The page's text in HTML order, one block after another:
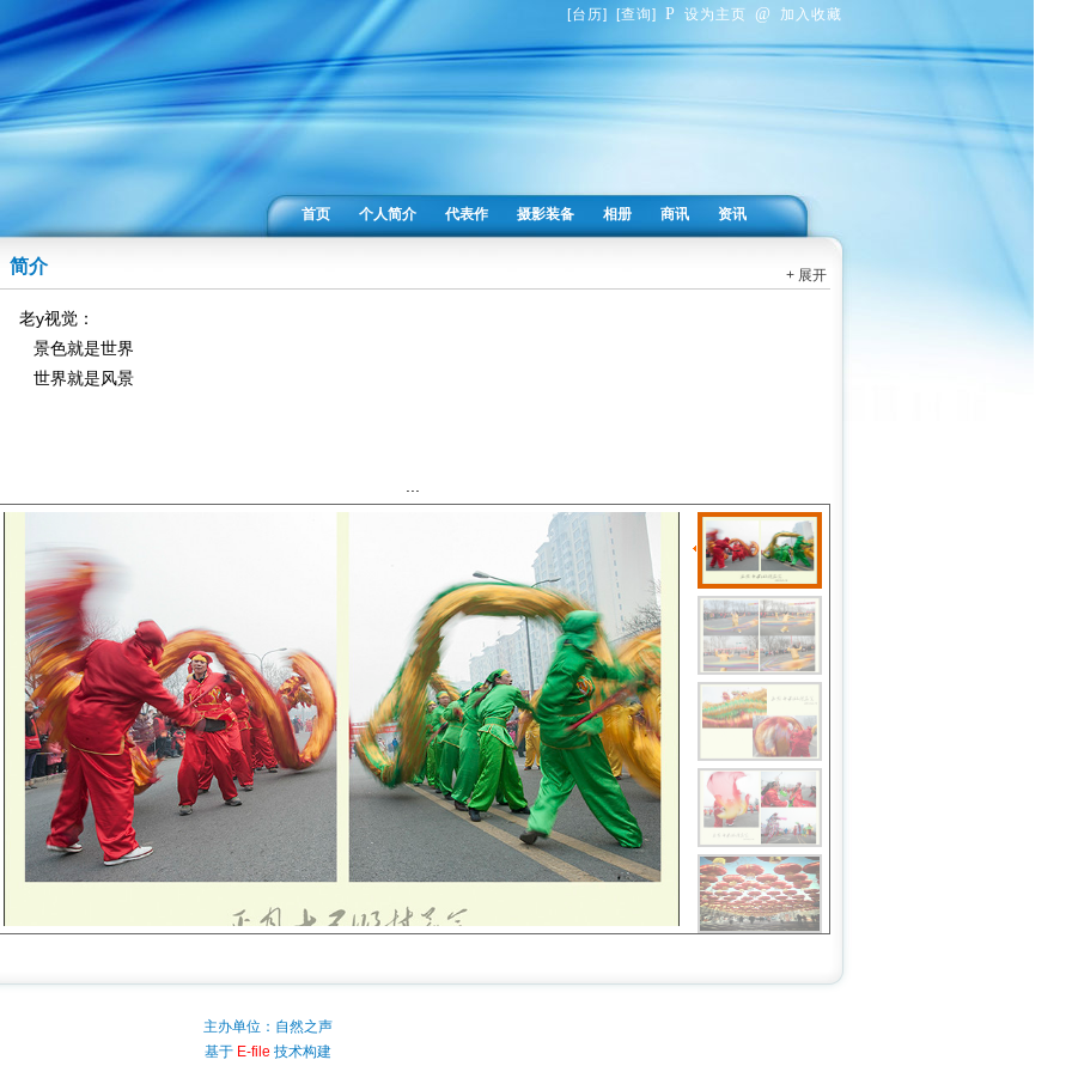
[台历] [查询] P 设为主页 @ 加入收藏
首页 个人简介 代表作 摄影装备 相册 商讯 资讯
简介 + 展开
老y视觉：
景色就是世界
世界就是风景
主办单位：自然之声
基于 E-file 技术构建